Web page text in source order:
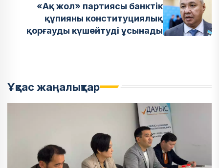
«Ақ жол» партиясы банктік
құпияны конституциялық
қорғауды күшейтуді ұсынады
Ұқсас жаңалықтар